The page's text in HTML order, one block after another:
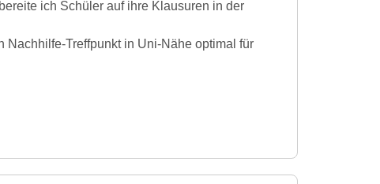
ich Schüler auf ihre Klausuren in der
Nachhilfe-Treffpunkt in Uni-Nähe optimal für